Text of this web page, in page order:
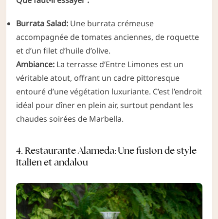
Burrata Salad:Une burrata crémeuse
accompagnée de tomates anciennes, de roquette
et d’un filet d’huile d’olive.
Ambiance:La terrasse d’Entre Limones est un
véritable atout, offrant un cadre pittoresque
entouré d’une végétation luxuriante. C’est l’endroit
idéal pour dîner en plein air, surtout pendant les
chaudes soirées de Marbella.
4. Restaurante Alameda: Une fusion de style
italien et andalou